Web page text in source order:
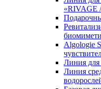
Algologie
Линия для
Линия